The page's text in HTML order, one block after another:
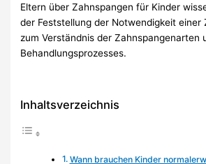
Eltern über Zahnspangen für Kinder
der Feststellung der Notwendigkeit einer
zum Verständnis der Zahnspangenarten
Behandlungsprozesses.
Inhaltsverzeichnis
Wann brauchen Kinder